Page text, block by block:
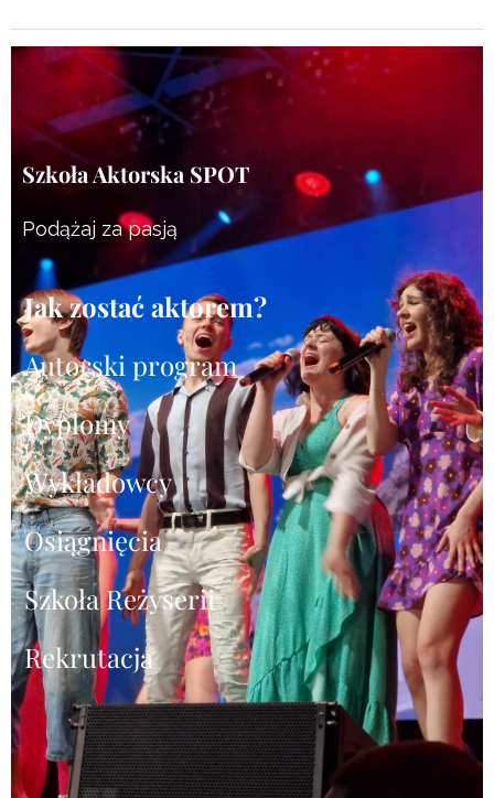
Szkoła Aktorska SPOT
Podążaj za pasją
Jak zostać aktorem?
Autorski program
Dyplomy
Wykładowcy
Osiągnięcia
Szkoła Reżyserii
Rekrutacja